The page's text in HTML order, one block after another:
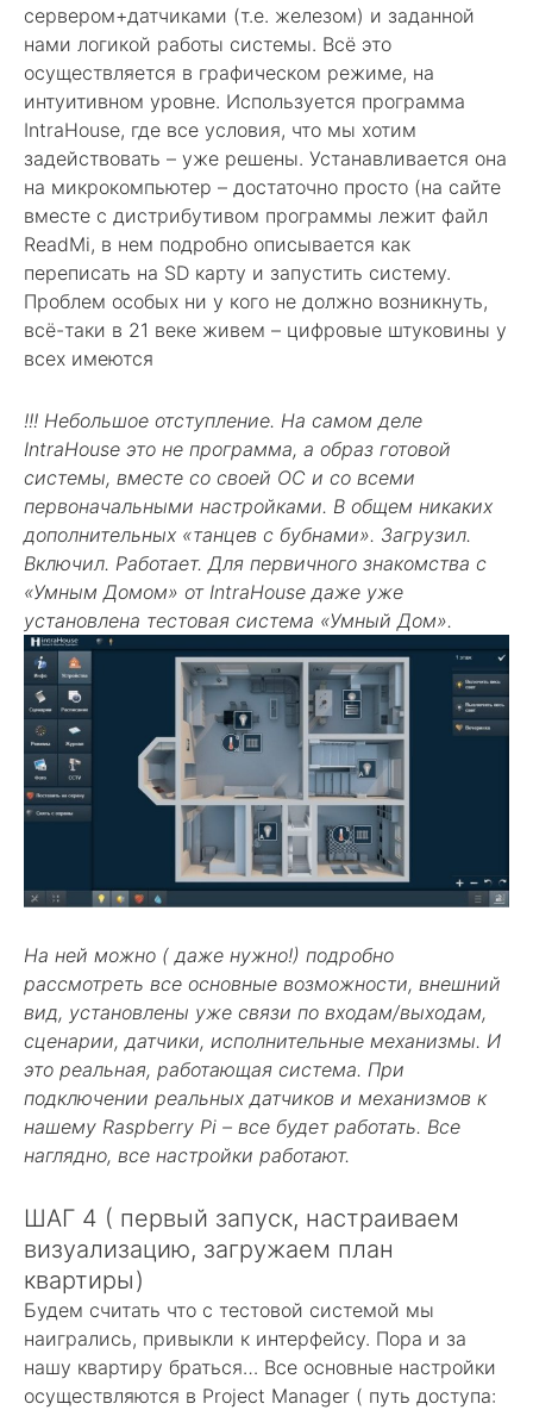
сервером+датчиками (т.е. железом) и заданной
нами логикой работы системы. Всё это
осуществляется в графическом режиме, на
интуитивном уровне. Используется программа
IntraHouse, где все условия, что мы хотим
задействовать – уже решены. Устанавливается она
на микрокомпьютер – достаточно просто (на сайте
вместе с дистрибутивом программы лежит файл
ReadMi, в нем подробно описывается как
переписать на SD карту и запустить систему.
Проблем особых ни у кого не должно возникнуть,
всё-таки в 21 веке живем – цифровые штуковины у
всех имеются
!!! Небольшое отступление. На самом деле
IntraHouse это не программа, а образ готовой
системы, вместе со своей ОС и со всеми
первоначальными настройками. В общем никаких
дополнительных «танцев с бубнами». Загрузил.
Включил. Работает. Для первичного знакомства с
«Умным Домом» от IntraHouse даже уже
установлена тестовая система «Умный Дом».
На ней можно ( даже нужно!) подробно
рассмотреть все основные возможности, внешний
вид, установлены уже связи по входам/выходам,
сценарии, датчики, исполнительные механизмы. И
это реальная, работающая система. При
подключении реальных датчиков и механизмов к
нашему Raspberry Pi – все будет работать. Все
наглядно, все настройки работают.
ШАГ 4 ( первый запуск, настраиваем
визуализацию, загружаем план
квартиры)
Будем считать что с тестовой системой мы
наигрались, привыкли к интерфейсу. Пора и за
нашу квартиру браться… Все основные настройки
осуществляются в Project Manager ( путь доступа: